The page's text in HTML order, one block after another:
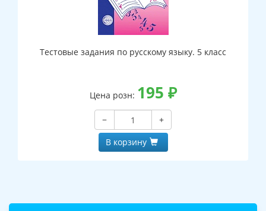
Тестовые задания по русскому языку. 5 класс
Цена розн: 195 ₽
−
+
В корзину